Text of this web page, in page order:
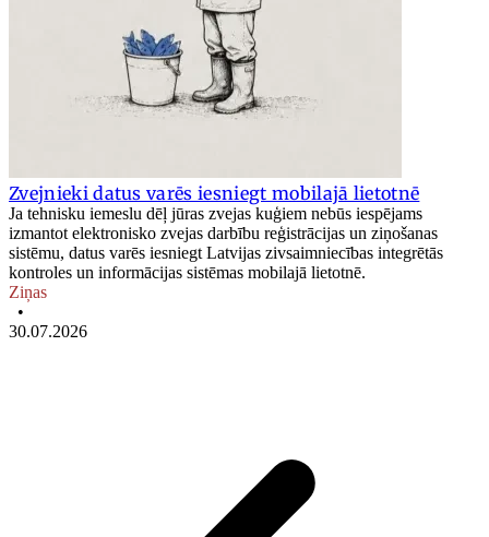
Zvejnieki datus varēs iesniegt mobilajā lietotnē
Ja tehnisku iemeslu dēļ jūras zvejas kuģiem nebūs iespējams
izmantot elektronisko zvejas darbību reģistrācijas un ziņošanas
sistēmu, datus varēs iesniegt Latvijas zivsaimniecības integrētās
kontroles un informācijas sistēmas mobilajā lietotnē.
Ziņas
•
30.07.2026